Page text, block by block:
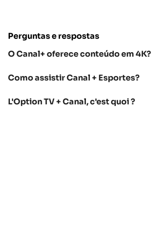
Perguntas e respostas
O Canal+ oferece conteúdo em 4K?
Como assistir Canal + Esportes?
L'Option TV + Canal, c'est quoi ?